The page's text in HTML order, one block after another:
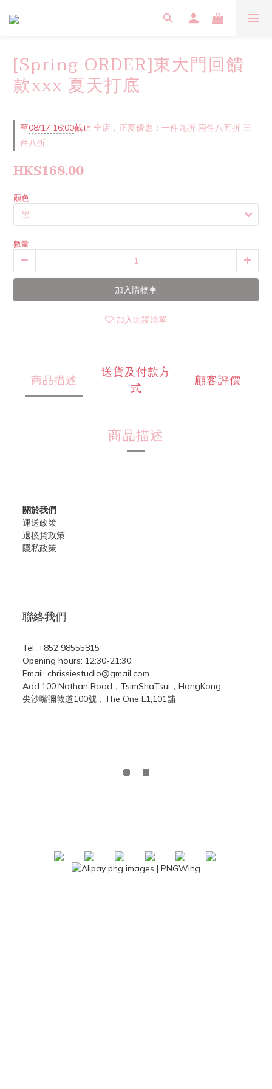
[Spring ORDER]東大門回饋
款xxx 夏天打底
至08/17 16:00截止 全店，正夏優惠：一件九折 兩件八五折 三
件八折
HK$168.00
顏色
數量
加入購物車
加入追蹤清單
商品描述
送貨及付款方
式
顧客評價
商品描述
關於我們
運送政策
退換貨政策
隱私政策
聯絡我們
Tel: +852 98555815
Opening hours: 12:30-21:30
Email: chrissiestudio@gmail.com
Add:100 Nathan Road，TsimShaTsui，HongKong
尖沙嘴彌敦道100號，The One L1,101舖